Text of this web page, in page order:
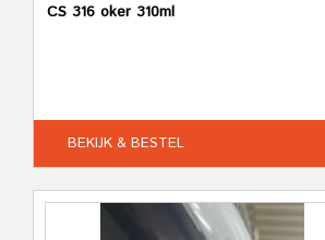
CS 316 oker 310ml
BEKIJK & BESTEL